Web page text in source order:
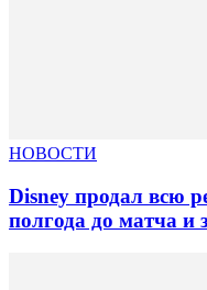
НОВОСТИ
Disney продал всю
полгода до матча и